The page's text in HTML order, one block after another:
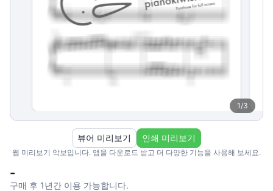
1/3
웹 미리보기 악보입니다. 앱을 다운로드 받고 더 다양한 기능을 사용해 보세요.
뷰어 미리보기 인쇄 미리보기
-
구매 후 1년간 이용 가능합니다.